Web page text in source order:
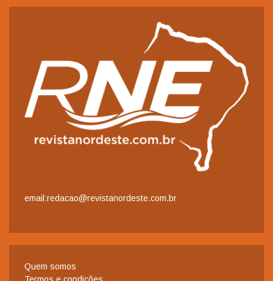
email:redacao@revistanordeste.com.br
Quem somos